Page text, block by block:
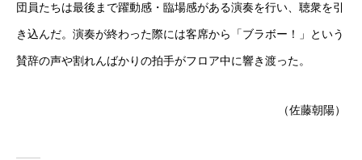
団員たちは最後まで躍動感・臨場感がある演奏を行い、聴衆を引
き込んだ。演奏が終わった際には客席から「ブラボー！」という
賛辞の声や割れんばかりの拍手がフロア中に響き渡った。
（佐藤朝陽）